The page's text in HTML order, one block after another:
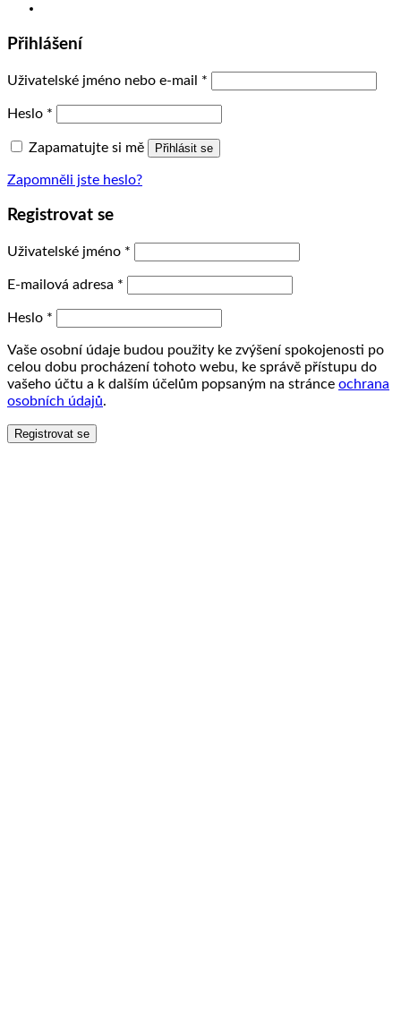
Přihlášení
Uživatelské jméno nebo e-mail *
Heslo *
Zapamatujte si mě Přihlásit se
Zapomněli jste heslo?
Registrovat se
Uživatelské jméno *
E-mailová adresa *
Heslo *
Vaše osobní údaje budou použity ke zvýšení spokojenosti po
celou dobu procházení tohoto webu, ke správě přístupu do
vašeho účtu a k dalším účelům popsaným na stránce ochrana
osobních údajů.
Registrovat se